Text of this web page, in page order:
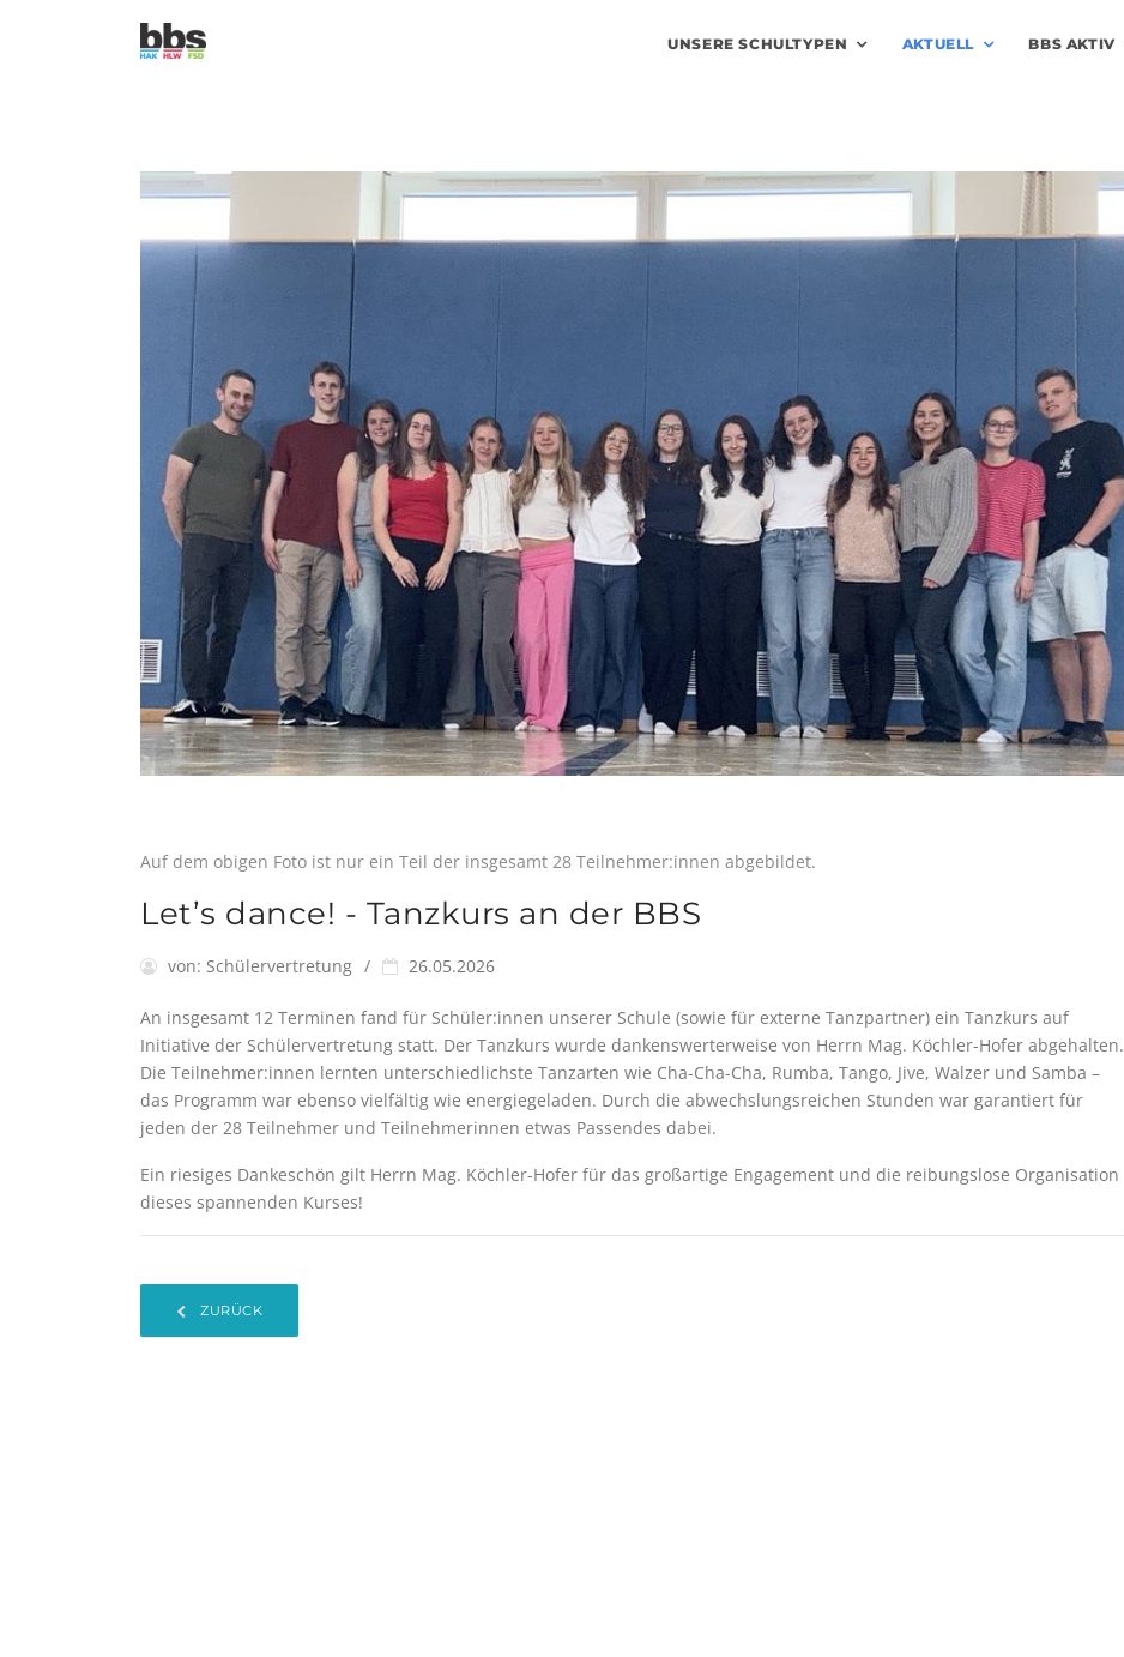
UNSERE SCHULTYPEN AKTUELL BBS AKTIV
Auf dem obigen Foto ist nur ein Teil der insgesamt 28 Teilnehmer:innen abgebildet.
Let’s dance! - Tanzkurs an der BBS
von: Schülervertretung 26.05.2026
An insgesamt 12 Terminen fand für Schüler:innen unserer Schule (sowie für externe Tanzpartner) ein Tanzkurs auf
Initiative der Schülervertretung statt. Der Tanzkurs wurde dankenswerterweise von Herrn Mag. Köchler-Hofer abgehalten.
Die Teilnehmer:innen lernten unterschiedlichste Tanzarten wie Cha-Cha-Cha, Rumba, Tango, Jive, Walzer und Samba –
das Programm war ebenso vielfältig wie energiegeladen. Durch die abwechslungsreichen Stunden war garantiert für
jeden der 28 Teilnehmer und Teilnehmerinnen etwas Passendes dabei.
Ein riesiges Dankeschön gilt Herrn Mag. Köchler-Hofer für das großartige Engagement und die reibungslose Organisation
dieses spannenden Kurses!
ZURÜCK